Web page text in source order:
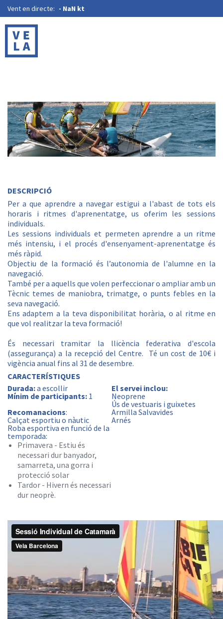
Vent en directe: - NaN kt
DESCRIPCIÓ
Per a que aprendre a navegar estigui a l'abast de tots els
horaris i ritmes d'aprenentatge, us oferim les sessions
individuals.
Les sessions individuals et permeten aprendre a un ritme
més intensiu, i el procés d'ensenyament-aprenentatge és
més ràpid.
Objectiu de la formació és l’autonomia de l'alumne en la
navegació.
També per a aquells que volen perfeccionar o ampliar amb un
Tècnic temes de maniobra, trimatge, o punts febles en la
seva navegació.
Ens adaptem a la teva disponibilitat horària, o al ritme en
que vol realitzar la teva formació!
És necessari tramitar la llicència federativa d'escola
(assegurança) a la recepció del Centre. Té un cost de 10€ i
vigència anual fins al 31 de desembre.
CARACTERÍSTIQUES
Durada:a escollir
El servei inclou:
Mínim de participants: 1
Neoprene
Ús de vestuaris i guixetes
Recomanacions:
Armilla Salvavides
Calçat esportiu o nàutic
Arnés
Roba esportiva en funció de la
temporada:
Primavera - Estiu és
necessari dur banyador,
samarreta, una gorra i
protecció solar
Tardor - Hivern és necessari
dur neoprè.